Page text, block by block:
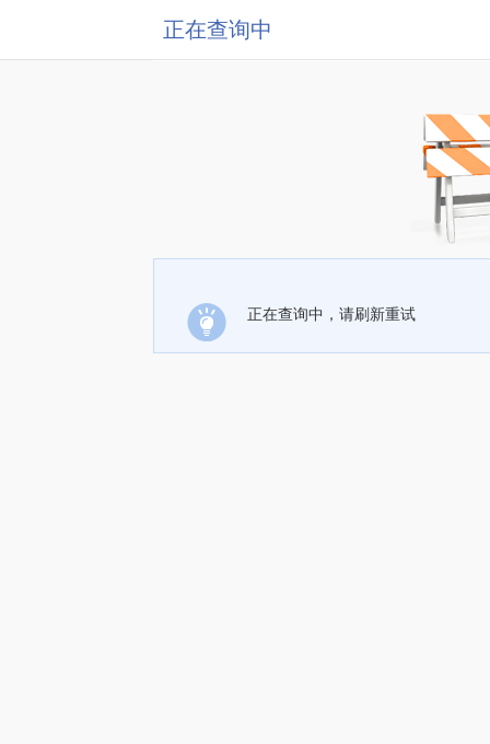
正在查询中
正在查询中，请刷新重试